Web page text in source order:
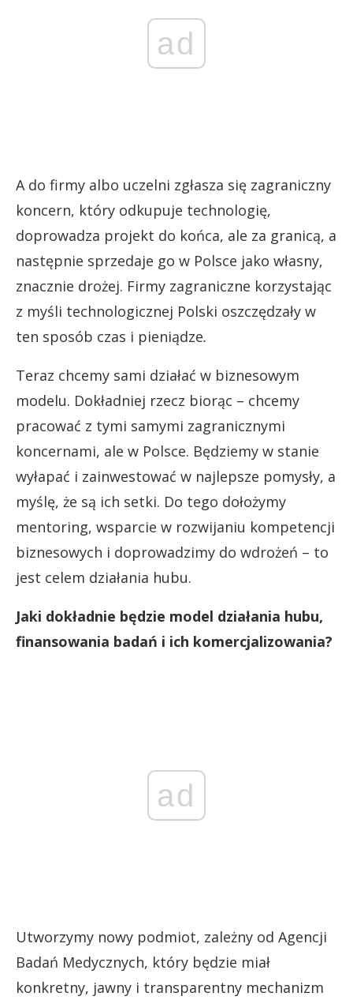
ad
A do firmy albo uczelni zgłasza się zagraniczny
koncern, który odkupuje technologię,
doprowadza projekt do końca, ale za granicą, a
następnie sprzedaje go w Polsce jako własny,
znacznie drożej. Firmy zagraniczne korzystając
z myśli technologicznej Polski oszczędzały w
ten sposób czas i pieniądze.
Teraz chcemy sami działać w biznesowym
modelu. Dokładniej rzecz biorąc – chcemy
pracować z tymi samymi zagranicznymi
koncernami, ale w Polsce. Będziemy w stanie
wyłapać i zainwestować w najlepsze pomysły, a
myślę, że są ich setki. Do tego dołożymy
mentoring, wsparcie w rozwijaniu kompetencji
biznesowych i doprowadzimy do wdrożeń – to
jest celem działania hubu.
Jaki dokładnie będzie model działania hubu,
finansowania badań i ich komercjalizowania?
ad
Utworzymy nowy podmiot, zależny od Agencji
Badań Medycznych, który będzie miał
konkretny, jawny i transparentny mechanizm